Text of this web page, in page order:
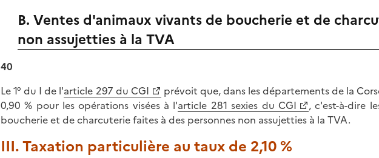
B. Ventes d'animaux vivants de boucherie et de
non assujetties à la TVA
40
Le 1° du I de l'article 297 du CGI
prévoit que, dans les départements de la
0,90 % pour les opérations visées à l'article 281 sexies du CGI
, c'est-à-dire
boucherie et de charcuterie faites à des personnes non assujetties à la TVA.
III. Taxation particulière au taux de 2,10 %